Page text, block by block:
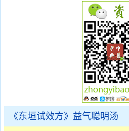
《东垣试效方》益气聪明汤